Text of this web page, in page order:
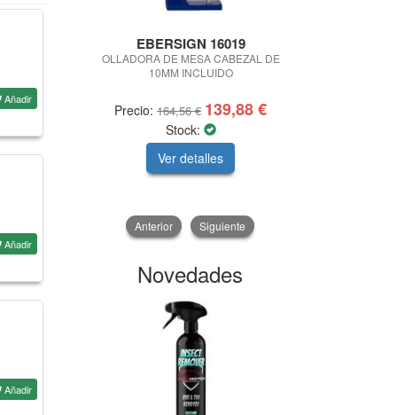
Añadir
Añadir
Añadir
EBERSIGN 16019
OLLADORA DE MESA CABEZAL DE
10MM INCLUIDO
Precio: 164,56 € 139,88 €
Stock:
Ver detalles
Anterior Siguiente
Novedades